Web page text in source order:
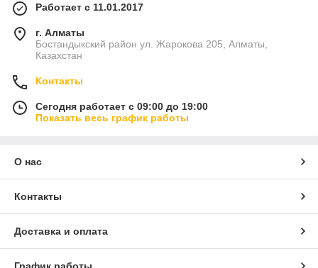
Работает с 11.01.2017
г. Алматы
Бостандыкский район ул. Жарокова 205, Алматы,
Казахстан
Контакты
Сегодня работает с 09:00 до 19:00
Показать весь график работы
О нас
Контакты
Доставка и оплата